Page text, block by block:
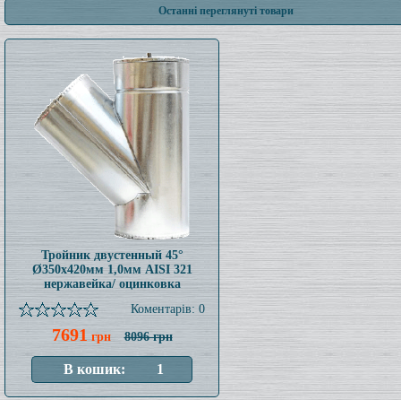
Останні переглянуті товари
Тройник двустенный 45°
Ø350x420мм 1,0мм AISI 321
нержавейка/ оцинковка
Коментарів: 0
7691 грн 8096 грн